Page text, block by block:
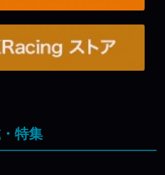
特集